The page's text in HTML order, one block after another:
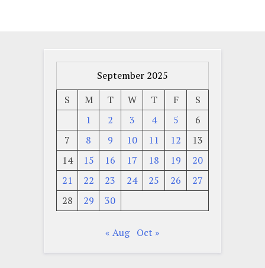
September 2025
S
M T W T F
S
1
2 3 4 5
6
7
8 9 10 11 12
13
14
15 16 17 18 19
20
21
22 23 24 25 26
27
28
29 30
« Aug Oct »